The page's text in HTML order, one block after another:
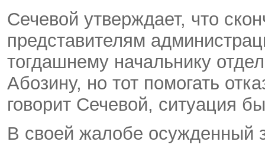
Сечевой утверждает, что
представителям
тогдашнему начальнику
Абозину, но тот помогать
говорит Сечевой, ситуация
В своей жалобе осужденный